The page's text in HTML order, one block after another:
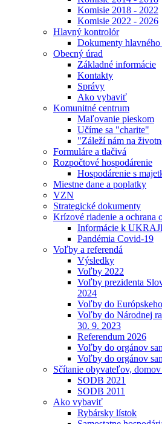
Komisie 2018 - 2022
Komisie 2022 - 2026
Hlavný kontrolór
Dokumenty
Obecný úrad
Základné informácie
Kontakty
Správy
Ako vybaviť
Komunitné centrum
Maľovanie pieskom
Učíme sa "charite"
"Záleží nám na
Formuláre a tlačivá
Rozpočtové hospodárenie
Hospodárenie s
Miestne dane a poplatky
VZN
Strategické dokumenty
Krízové riadenie a ochrana
Informácie k
Pandémia Covid-19
Voľby a referendá
Výsledky
Voľby 2022
Voľby prezidenta
2024
Voľby do
Voľby do Národnej
30. 9. 2023
Referendum 2026
Voľby do orgánov
Voľby do orgánov
Sčítanie obyvateľov,
SODB 2021
SODB 2011
Ako vybaviť
Rybársky lístok